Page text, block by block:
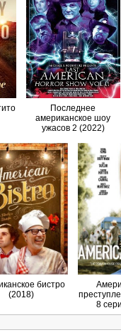
Последнее
американское шоу
ужасов 2 (2022)
бистро
(2018)
8